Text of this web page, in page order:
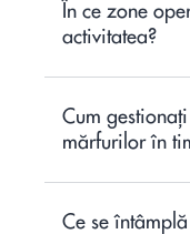
În ce zone
activitatea?
Cum
mărfurilor în
Ce se